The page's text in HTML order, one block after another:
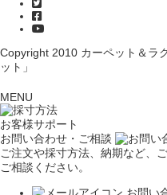
Copyright 2010 カーペット＆ラ
ット」
MENU
お客様サポート
お問い合わせ・ご相談
ご注文や採寸方法、納期など、
ご相談ください。